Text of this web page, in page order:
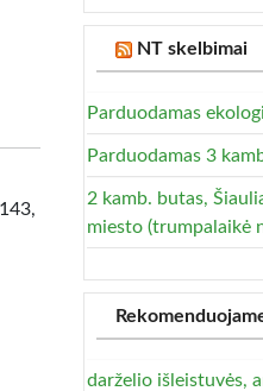
NT skelbimai
Parduodamas
Parduodamas 3
2 kamb. butas,
miesto (trumpalaikė
darželio išleistuvės,